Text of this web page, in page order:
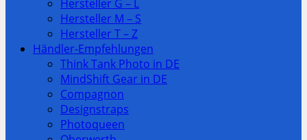
Hersteller G – L
Hersteller M – S
Hersteller T – Z
Händler-Empfehlungen
Think Tank Photo in DE
MindShift Gear in DE
Compagnon
Designstraps
Photoqueen